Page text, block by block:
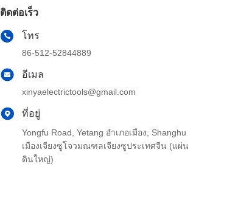
ติดต่อเร็ว
โทร
86-512-52844889
อีเมล
xinyaelectrictools@gmail.com
ที่อยู่
Yongfu Road, Yetang อำเภอเมือง, Shanghu
เมืองเจียงซูโจวมณฑลเจียงซูประเทศจีน (แผ่น
ดินใหญ่)